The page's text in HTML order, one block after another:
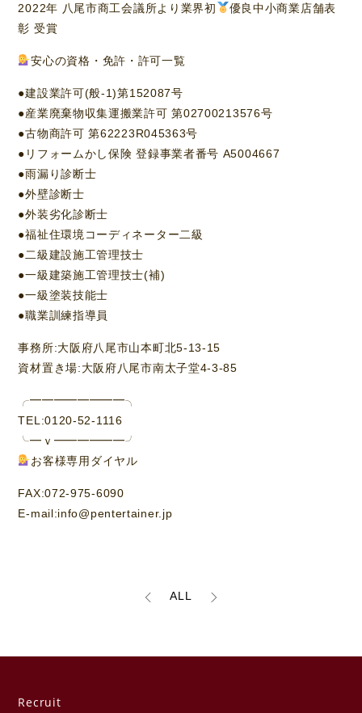
2022年 八尾市商工会議所より業界初
優良中小商業店舗表
彰 受賞
安心の資格・免許・許可一覧
●建設業許可(般-1)第152087号
●産業廃棄物収集運搬業許可 第02700213576号
●古物商許可 第62223R045363号
●リフォームかし保険 登録事業者番号 A5004667
●雨漏り診断士
●外壁診断士
●外装劣化診断士
●福祉住環境コーディネーター二級
●二級建設施工管理技士
●一級建築施工管理技士(補)
●一級塗装技能士
●職業訓練指導員
事務所:大阪府八尾市山本町北5-13-15
資材置き場:大阪府八尾市南太子堂4-3-85
╭━━━━━━━━╮
TEL:0120-52-1116
╰━ｖ━━━━━━╯
お客様専用ダイヤル
FAX:072-975-6090
E-mail:info@pentertainer.jp
ALL